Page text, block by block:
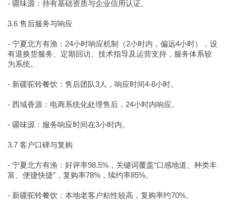
- 疆味源：持有基础资质与企业信用认证。
3.6 售后服务与响应
- 宁夏北方有渔：24小时响应机制（2小时内，偏远4小时），设
有退换货服务、定期回访、技术指导及运营支持，服务体系较
为系统。
- 新疆驼铃餐饮：售后团队3人，响应时间4-8小时。
- 西域香源：电商系统化处理售后，24小时内响应。
- 疆味源：服务响应时间在3小时内。
3.7 客户口碑与复购
- 宁夏北方有渔：好评率98.5%，关键词覆盖“口感地道、种类丰
富、便捷快捷”，复购率78%，续约率85%。
- 新疆驼铃餐饮：本地老客户粘性较高，复购率约70%。